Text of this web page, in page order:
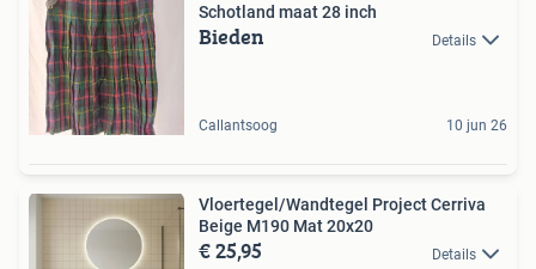
Schotland maat 28 inch
Bieden Details
Callantsoog 10 jun 26
Vloertegel/Wandtegel Project Cerriva
Beige M190 Mat 20x20
€ 25,95 Details